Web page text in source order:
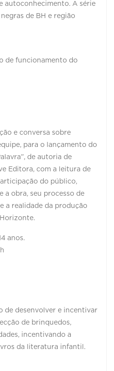
autoconhecimento. A série
de BH e região
de funcionamento do
e conversa sobre
para o lançamento do
de autoria de
Editora, com a leitura de
do público,
a obra, seu processo de
a realidade da produção
anos.
de desenvolver e incentivar
de brinquedos,
incentivando a
da literatura infantil.